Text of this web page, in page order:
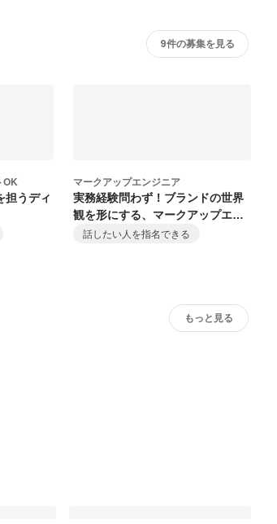
9件の募集を見る
OK
担うディ
マークアップエンジニア
実務経験問わず！ブランドの世界
観を形にする、マークアップエン
ジニア募集
話したい人を指名できる
もっと見る